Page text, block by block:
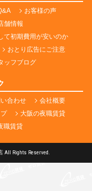
お客様の声
舗情報
て初期費用が安いのか
おとり広告にご注意
ッフブログ
合わせ
会社概要
大阪の夜職賃貸
職賃貸
Rights Reserved.